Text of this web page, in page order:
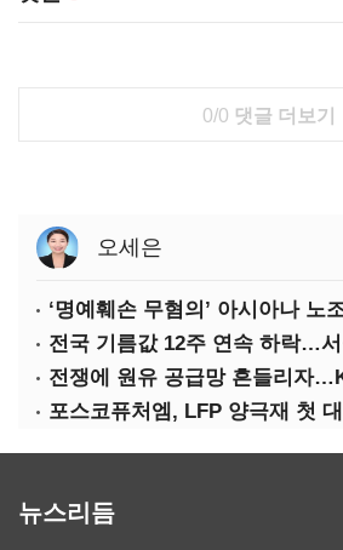
0/0 댓글 더보기
오세은
뉴스리듬